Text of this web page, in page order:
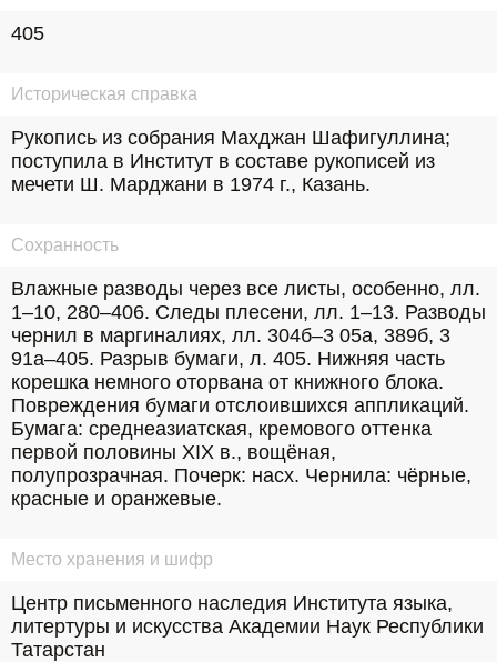
405
Историческая справка
Рукопись из собрания Махджан Шафигуллина;
поступила в Институт в составе рукописей из
мечети Ш. Марджани в 1974 г., Казань.
Сохранность
Влажные разводы через все листы, особенно, лл.
1–10, 280–406. Следы плесени, лл. 1–13. Разводы
чернил в маргиналиях, лл. 304б–3 05а, 389б, 3
91а–405. Разрыв бумаги, л. 405. Нижняя часть
корешка немного оторвана от книжного блока.
Повреждения бумаги отслоившихся аппликаций.
Бумага: среднеазиатская, кремового оттенка
первой половины ХIХ в., вощёная,
полупрозрачная. Почерк: насх. Чернила: чёрные,
красные и оранжевые.
Место хранения и шифр
Центр письменного наследия Института языка,
литертуры и искусства Академии Наук Республики
Татарстан